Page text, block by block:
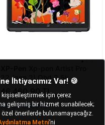
22 (gen 2) Qhd 2.5k
Çözünürlük Grafik Ekran
Tablet
46.460,90 TL
Kargo Bedava